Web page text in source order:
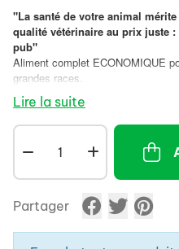
"La santé de votre animal
qualité vétérinaire au prix juste
pub"
Aliment complet ECONOMIQUE
grandes races.
Lire la suite
Partager